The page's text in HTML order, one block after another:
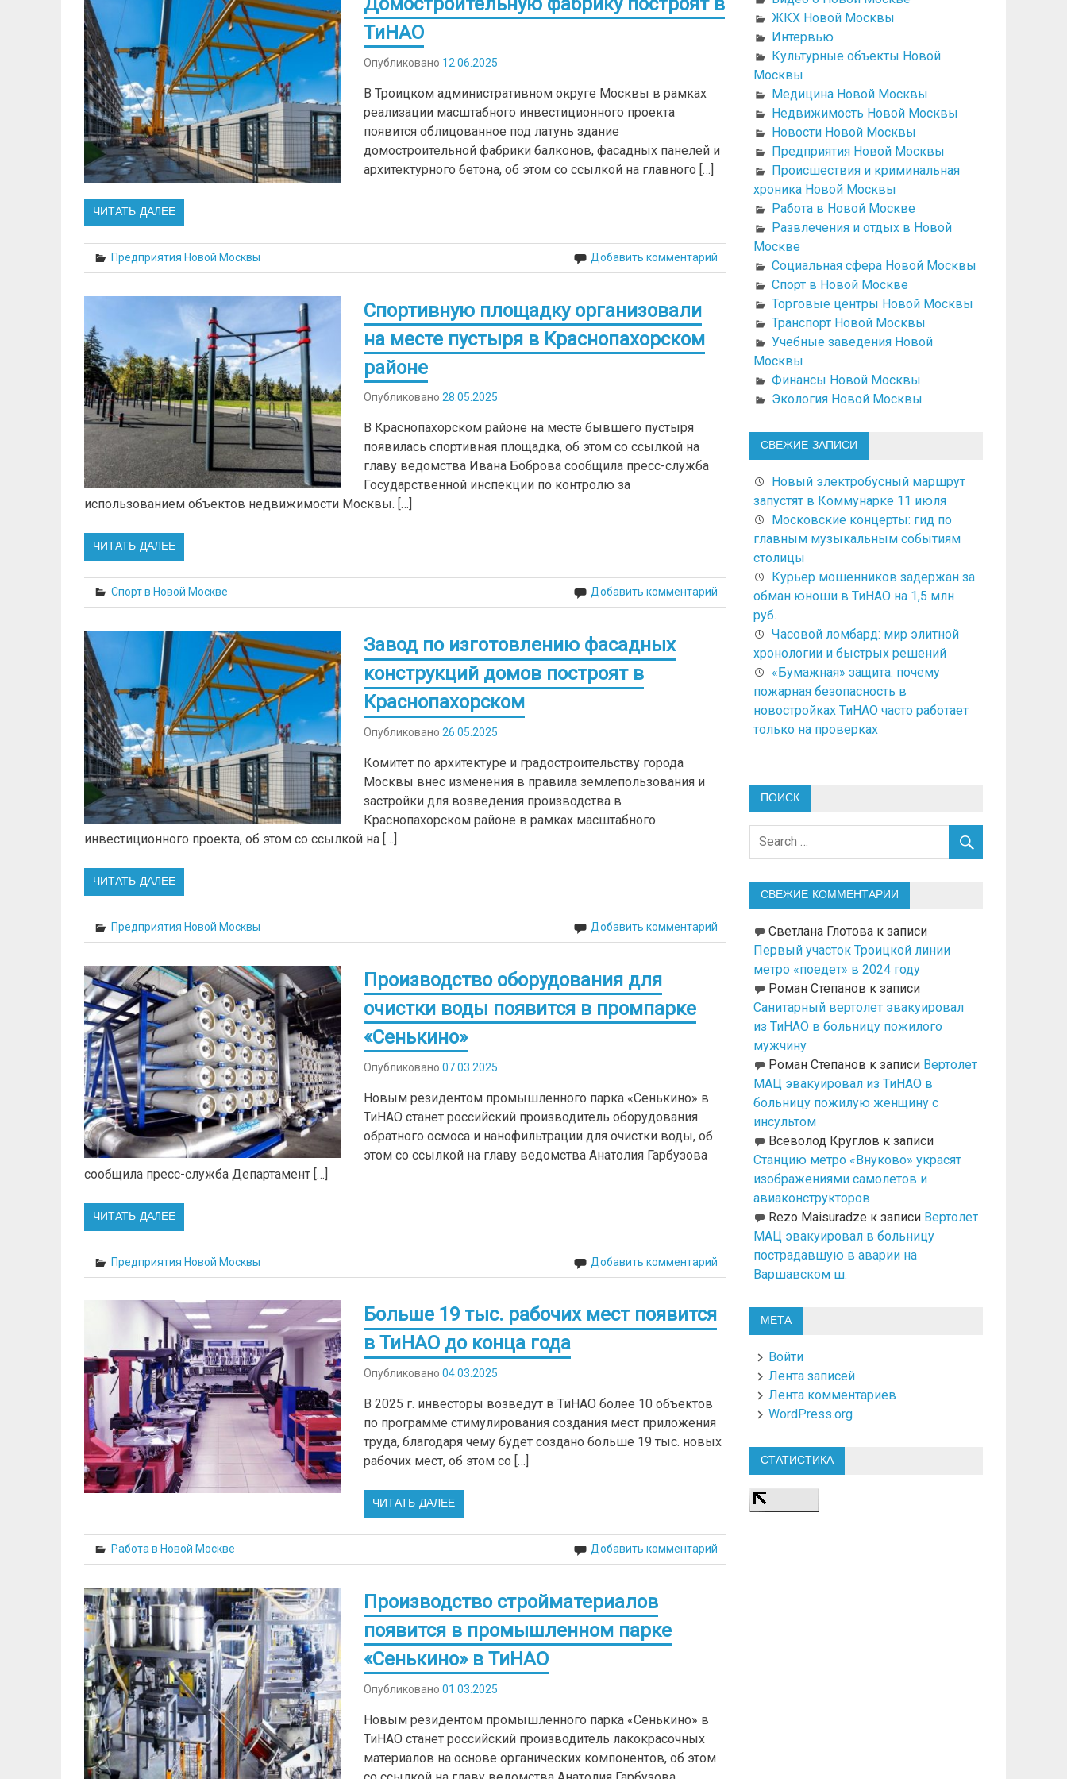
ТиНАО
Опубликовано 12.06.2025
В Троицком административном округе Москвы в рамках
реализации масштабного инвестиционного проекта
появится облицованное под латунь здание
домостроительной фабрики балконов, фасадных панелей и
архитектурного бетона, об этом со ссылкой на главного […]
ЧИТАТЬ ДАЛЕЕ
Предприятия Новой Москвы Добавить комментарий
Спортивную площадку организовали
на месте пустыря в Краснопахорском
районе
Опубликовано28.05.2025
В Краснопахорском районе на месте бывшего пустыря
появилась спортивная площадка, об этом со ссылкой на
главу ведомства Ивана Боброва сообщила пресс-служба
Государственной инспекции по контролю за
использованием объектов недвижимости Москвы. […]
ЧИТАТЬ ДАЛЕЕ
Спорт в Новой Москве Добавить комментарий
Завод по изготовлению фасадных
конструкций домов построят в
Краснопахорском
Опубликовано26.05.2025
Комитет по архитектуре и градостроительству города
Москвы внес изменения в правила землепользования и
застройки для возведения производства в
Краснопахорском районе в рамках масштабного
инвестиционного проекта, об этом со ссылкой на […]
ЧИТАТЬ ДАЛЕЕ
Предприятия Новой Москвы Добавить комментарий
Производство оборудования для
очистки воды появится в промпарке
«Сенькино»
Опубликовано07.03.2025
Новым резидентом промышленного парка «Сенькино» в
ТиНАО станет российский производитель оборудования
обратного осмоса и нанофильтрации для очистки воды, об
этом со ссылкой на главу ведомства Анатолия Гарбузова
сообщила пресс-служба Департамент […]
ЧИТАТЬ ДАЛЕЕ
Предприятия Новой Москвы Добавить комментарий
Больше 19 тыс. рабочих мест появится
в ТиНАО до конца года
Опубликовано04.03.2025
В 2025 г. инвесторы возведут в ТиНАО более 10 объектов
по программе стимулирования создания мест приложения
труда, благодаря чему будет создано больше 19 тыс. новых
рабочих мест, об этом со […]
ЧИТАТЬ ДАЛЕЕ
Работа в Новой Москве Добавить комментарий
Производство стройматериалов
появится в промышленном парке
«Сенькино» в ТиНАО
Опубликовано01.03.2025
Новым резидентом промышленного парка «Сенькино» в
ТиНАО станет российский производитель лакокрасочных
материалов на основе органических компонентов, об этом
ЖКХ Новой Москвы
Интервью
Культурные объекты Новой
Москвы
Медицина Новой Москвы
Недвижимость Новой Москвы
Новости Новой Москвы
Предприятия Новой Москвы
Происшествия и криминальная
хроника Новой Москвы
Работа в Новой Москве
Развлечения и отдых в Новой
Москве
Социальная сфера Новой Москвы
Спорт в Новой Москве
Торговые центры Новой Москвы
Транспорт Новой Москвы
Учебные заведения Новой
Москвы
Финансы Новой Москвы
Экология Новой Москвы
СВЕЖИЕ ЗАПИСИ
Новый электробусный маршрут
запустят в Коммунарке 11 июля
Московские концерты: гид по
главным музыкальным событиям
столицы
Курьер мошенников задержан за
обман юноши в ТиНАО на 1,5 млн
руб.
Часовой ломбард: мир элитной
хронологии и быстрых решений
«Бумажная» защита: почему
пожарная безопасность в
новостройках ТиНАО часто работает
только на проверках
ПОИСК
СВЕЖИЕ КОММЕНТАРИИ
Светлана Глотовак записи
Первый участок Троицкой линии
метро «поедет» в 2024 году
Роман Степанов к записи
Санитарный вертолет эвакуировал
из ТиНАО в больницу пожилого
мужчину
Роман Степанов к записи Вертолет
МАЦ эвакуировал из ТиНАО в
больницу пожилую женщину с
инсультом
Всеволод Круглов к записи
Станцию метро «Внуково» украсят
изображениями самолетов и
авиаконструкторов
Rezo Maisuradze к записи Вертолет
МАЦ эвакуировал в больницу
пострадавшую в аварии на
Варшавском ш.
МЕТА
Войти
Лента записей
Лента комментариев
WordPress.org
СТАТИСТИКА